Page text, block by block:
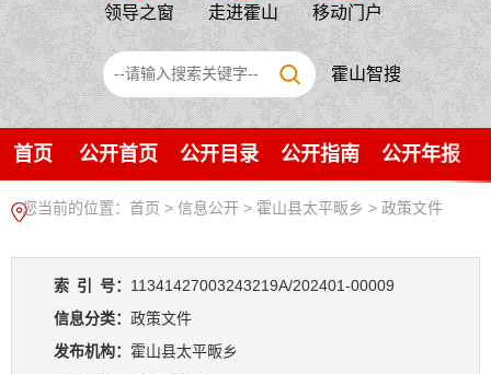
领导之窗 走进霍山 移动门户
霍山智搜
首页 公开首页 公开目录 公开指南 公开年报
您当前的位置： 首页 > 信息公开 > 霍山县太平畈乡 > 政策文件
索 引 号： 11341427003243219A/202401-00009
信息分类： 政策文件
发布机构： 霍山县太平畈乡